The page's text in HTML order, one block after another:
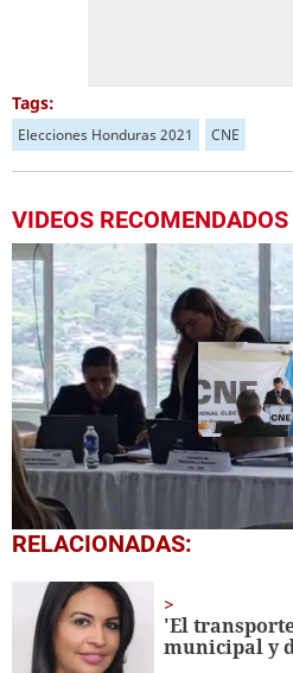
Tags:
Elecciones Honduras 2021 CNE
VIDEOS RECOMENDADOS
Más Videos
00:40
Próximo en 10
CNE recepciona
ofertas para
Auditoría Electoral
0
seconds
seconds
RELACIONADAS:
'El
municipal y